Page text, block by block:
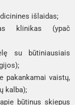
išlaidas;
klinikas (ypač
su būtiniausiais
pakankamai vaistų,
kalba);
būtinus skiepus